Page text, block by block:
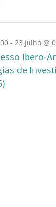
Ibero-
de
- 23 Julho @